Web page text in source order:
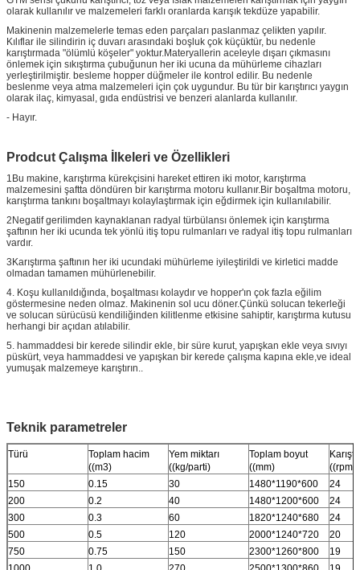
olarak kullanılır ve malzemeleri farklı oranlarda karışık tekdüze yapabilir.
Makinenin malzemelerle temas eden parçaları paslanmaz çelikten yapılır.
Kılıflar ile silindirin iç duvarı arasındaki boşluk çok küçüktür, bu nedenle
karıştırmada "ölümlü köşeler" yoktur.Materyallerin aceleyle dışarı çıkmasını
önlemek için sıkıştırma çubuğunun her iki ucuna da mühürleme cihazları
yerleştirilmiştir. besleme hopper düğmeler ile kontrol edilir. Bu nedenle
beslenme veya atma malzemeleri için çok uygundur. Bu tür bir karıştırıcı yaygın
olarak ilaç, kimyasal, gıda endüstrisi ve benzeri alanlarda kullanılır.
- Hayır.
Prodcut Çalışma İlkeleri ve Özellikleri
1Bu makine, karıştırma kürekçisini hareket ettiren iki motor, karıştırma
malzemesini şaftta döndüren bir karıştırma motoru kullanır.Bir boşaltma motoru,
karıştırma tankını boşaltmayı kolaylaştırmak için eğdirmek için kullanılabilir.
2Negatif gerilimden kaynaklanan radyal türbülansı önlemek için karıştırma
şaftının her iki ucunda tek yönlü itiş topu rulmanları ve radyal itiş topu rulmanları
vardır.
3Karıştırma şaftının her iki ucundaki mühürleme iyileştirildi ve kirletici madde
olmadan tamamen mühürlenebilir.
4. Koşu kullanıldığında, boşaltması kolaydır ve hopper'ın çok fazla eğilim
göstermesine neden olmaz. Makinenin sol ucu döner.Çünkü solucan tekerleği
ve solucan sürücüsü kendiliğinden kilitlenme etkisine sahiptir, karıştırma kutusu
herhangi bir açıdan atılabilir.
5. hammaddesi bir kerede silindir ekle, bir süre kurut, yapışkan ekle veya sıvıyı
püskürt, veya hammaddesi ve yapışkan bir kerede çalışma kapına ekle,ve ideal
yumuşak malzemeye karıştırın..
Teknik parametreler
Türü
Toplam hacim
((m3)
Yem miktarı
((kg/parti)
Toplam boyut
((mm)
((rpm)
150
0.15 30 1480*1190*600
24
200
0.2 40 1480*1200*600
24
300
0.3 60 1820*1240*680
24
500
0.5 120 2000*1240*720
20
750
0.75 150 2300*1260*800
19